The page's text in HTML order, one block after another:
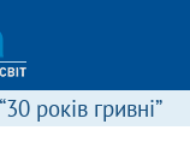
“30 років гривні”